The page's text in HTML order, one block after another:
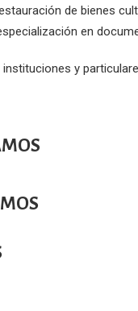
de bienes
en
y